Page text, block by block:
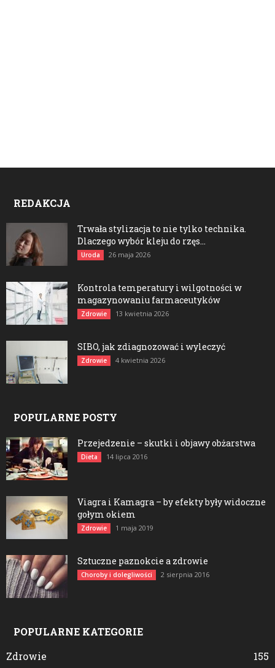
REDAKCJA
Trwała stylizacja to nie tylko technika.
Dlaczego wybór kleju do rzęs...
Uroda 26 maja 2026
Kontrola temperatury i wilgotności w
magazynowaniu farmaceutyków
Zdrowie 13 kwietnia 2026
SIBO, jak zdiagnozować i wyleczyć
Zdrowie 4 kwietnia 2026
POPULARNE POSTY
Przejedzenie – skutki i objawy obżarstwa
Dieta 14 lipca 2016
Viagra i Kamagra – by efekty były widoczne
gołym okiem
Zdrowie 1 maja 2019
Sztuczne paznokcie a zdrowie
Choroby i dolegliwości 2 sierpnia 2016
POPULARNE KATEGORIE
Zdrowie
155